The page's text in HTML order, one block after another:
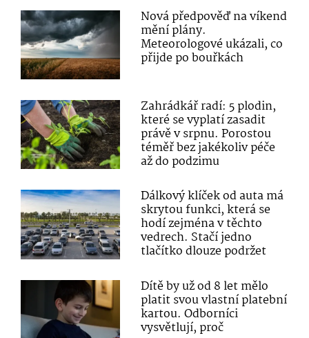
Nová předpověď na víkend
mění plány.
Meteorologové ukázali, co
přijde po bouřkách
Zahrádkář radí: 5 plodin,
které se vyplatí zasadit
právě v srpnu. Porostou
téměř bez jakékoliv péče
až do podzimu
Dálkový klíček od auta má
skrytou funkci, která se
hodí zejména v těchto
vedrech. Stačí jedno
tlačítko dlouze podržet
Dítě by už od 8 let mělo
platit svou vlastní platební
kartou. Odborníci
vysvětlují, proč